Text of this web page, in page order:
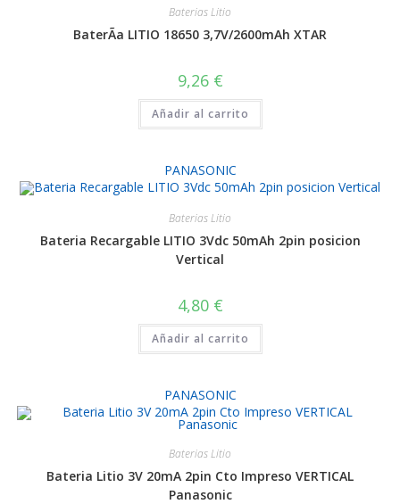
Baterias Litio
BaterÃ­a LITIO 18650 3,7V/2600mAh XTAR
9,26 €
Añadir al carrito
PANASONIC
Baterias Litio
Bateria Recargable LITIO 3Vdc 50mAh 2pin posicion
Vertical
4,80 €
Añadir al carrito
PANASONIC
Baterias Litio
Bateria Litio 3V 20mA 2pin Cto Impreso VERTICAL
Panasonic